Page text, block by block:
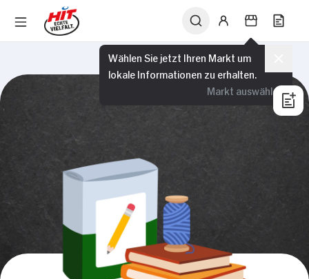
Wählen Sie jetzt Ihren Markt um
lokale Informationen zu erhalten.
Markt auswählen